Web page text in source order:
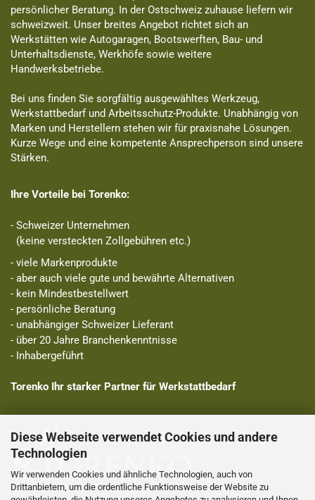
Diese Webseite verwendet Cookies und andere
Technologien
Wir verwenden Cookies und ähnliche Technologien, auch von
Drittanbietern, um die ordentliche Funktionsweise der Website zu
persönlicher Beratung. In der Ostschweiz zuhause liefern wir
schweizweit. Unser breites Angebot richtet sich an
Werkstätten wie Autogaragen, Bootswerften, Bau- und
Unterhaltsdienste, Werkhöfe sowie weitere
Handwerksbetriebe.
Bei uns finden Sie sorgfältig ausgewähltes Werkzeug,
Werkstattbedarf und Arbeitsschutz-Produkte. Unabhängig von
Marken und Herstellern stehen wir für praxisnahe Lösungen.
Kurze Wege und eine kompetente Ansprechperson sind unsere
Stärken.
Ihre Vorteile bei Torenko:
- Schweizer Unternehmen
(keine versteckten Zollgebühren etc.)
- viele Markenprodukte
- aber auch viele gute und bewährte Alternativen
- kein Mindestbestellwert
- persönliche Beratung
- unabhängiger Schweizer Lieferant
- über 20 Jahre Branchenkenntnisse
- Inhabergeführt
Torenko Ihr starker Partner für Werkstattbedarf